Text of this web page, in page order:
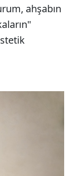
ahşabın